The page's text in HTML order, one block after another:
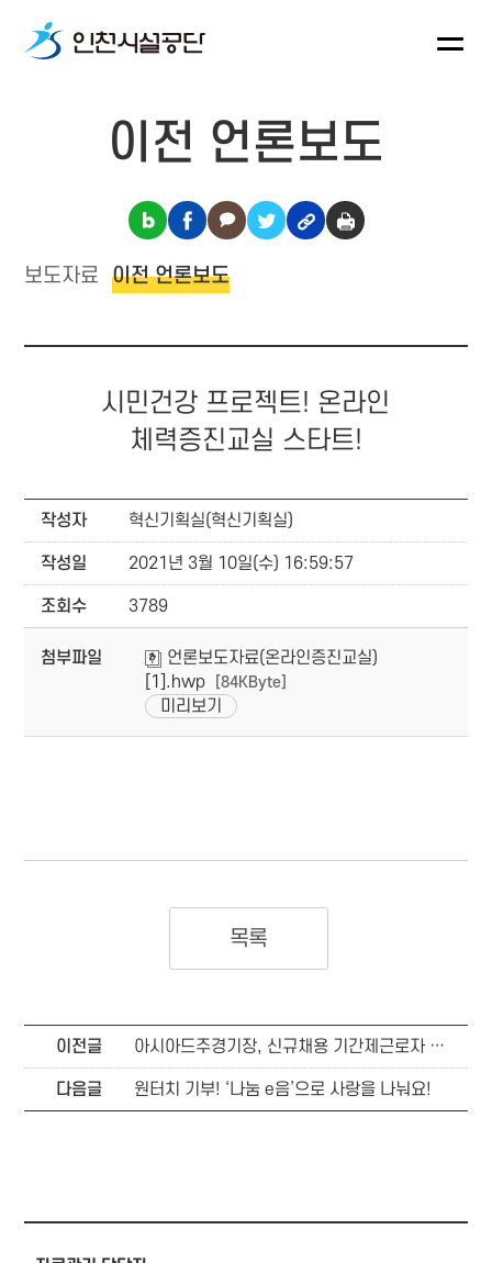
이전 언론보도
보도자료 이전 언론보도
시민건강 프로젝트! 온라인
체력증진교실 스타트!
작성자 혁신기획실(혁신기획실)
작성일 2021년 3월 10일(수) 16:59:57
조회수 3789
첨부파일
언론보도자료(온라인증진교실)
[1].hwp
[84KByte]
미리보기
목록
이전글 아시아드주경기장, 신규채용 기간제근로자 안전서약식 개최
다음글 원터치 기부! ‘나눔 e음’으로 사랑을 나눠요!